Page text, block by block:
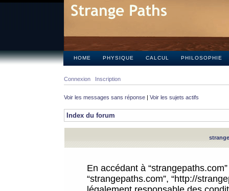
HOME PHYSIQUE CALCUL PHILOSOPHIE
Connexion Inscription
Voir les messages sans réponse | Voir les sujets actifs
Index du forum
En accédant à
“strangepaths.com”, “http://